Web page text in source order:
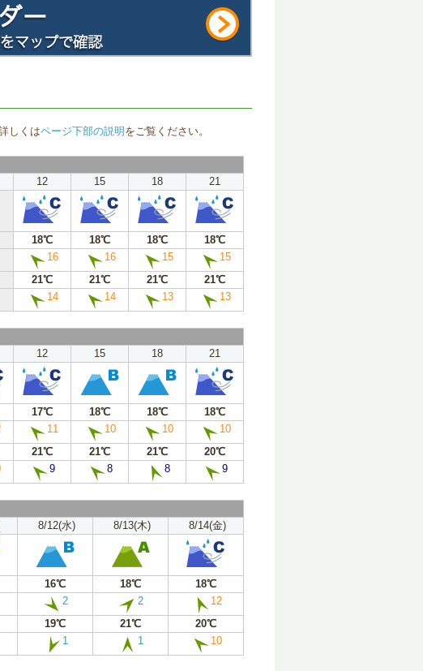
しくはページ下部の説明 をご覧ください。
12 15 18 21
18℃ 18℃ 18℃
18℃
16 16 15 15
21℃ 21℃ 21℃
21℃
14 14 13 13
12 15 18 21
17℃ 18℃ 18℃
18℃
11 10 10 10
21℃ 21℃ 21℃
20℃
9 8 8 9
8/12(水) 8/13(木) 8/14(金)
16℃ 18℃
18℃
2 2 12
19℃ 21℃
20℃
1 1 10